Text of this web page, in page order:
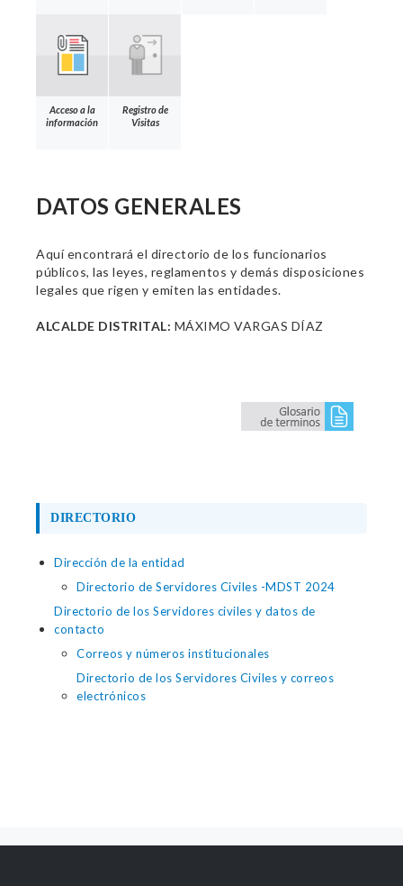
Acceso a la
información
Registro de
Visitas
DATOS GENERALES
Aquí encontrará el directorio de los funcionarios
públicos, las leyes, reglamentos y demás disposiciones
legales que rigen y emiten las entidades.
ALCALDE DISTRITAL: MÁXIMO VARGAS DÍAZ
DIRECTORIO
Dirección de la entidad
Directorio de Servidores Civiles -MDST 2024
Directorio de los Servidores civiles y datos de
contacto
Correos y números institucionales
Directorio de los Servidores Civiles y correos
electrónicos